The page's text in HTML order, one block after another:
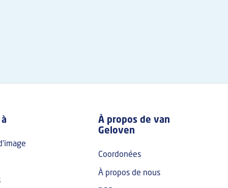
À propos de van
Geloven
Coordonées
À propos de nous